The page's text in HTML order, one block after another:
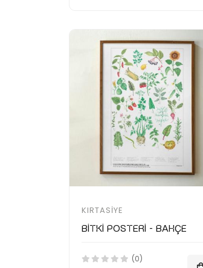
KIRTASIYE
Bitki Posteri - Bahçe
(0)